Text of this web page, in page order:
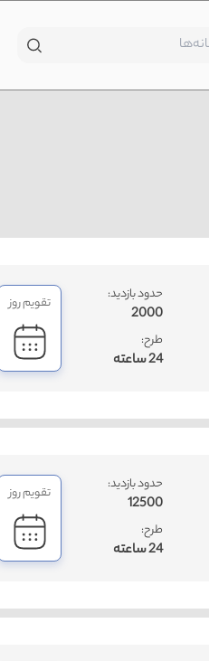
حدود بازدید:
2000
طرح:
24 ساعته
تقویم روز
حدود بازدید:
12500
طرح:
24 ساعته
تقویم روز